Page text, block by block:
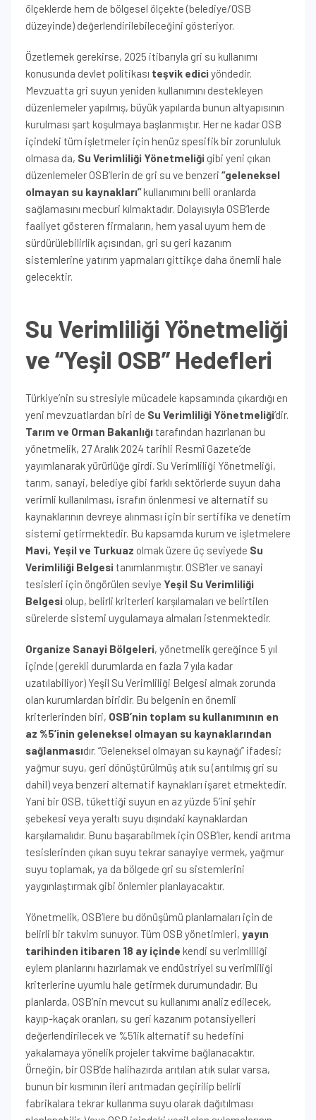
ölçeklerde hem de bölgesel ölçekte (belediye/OSB
düzeyinde) değerlendirilebileceğini gösteriyor.
Özetlemek gerekirse, 2025 itibarıyla gri su kullanımı
konusunda devlet politikası teşvik edici yöndedir.
Mevzuatta gri suyun yeniden kullanımını destekleyen
düzenlemeler yapılmış, büyük yapılarda bunun altyapısının
kurulması şart koşulmaya başlanmıştır. Her ne kadar OSB
içindeki tüm işletmeler için henüz spesifik bir zorunluluk
olmasa da, Su Verimliliği Yönetmeliği gibi yeni çıkan
düzenlemeler OSB’lerin de gri su ve benzeri “geleneksel
olmayan su kaynakları”kullanımını belli oranlarda
sağlamasını mecburi kılmaktadır. Dolayısıyla OSB’lerde
faaliyet gösteren firmaların, hem yasal uyum hem de
sürdürülebilirlik açısından, gri su geri kazanım
sistemlerine yatırım yapmaları gittikçe daha önemli hale
gelecektir.
Su Verimliliği Yönetmeliği
ve “Yeşil OSB” Hedefleri
Türkiye’nin su stresiyle mücadele kapsamında çıkardığı en
yeni mevzuatlardan biri de Su Verimliliği Yönetmeliği’dir.
Tarım ve Orman Bakanlığı tarafından hazırlanan bu
yönetmelik, 27 Aralık 2024 tarihli Resmî Gazete’de
yayımlanarak yürürlüğe girdi. Su Verimliliği Yönetmeliği,
tarım, sanayi, belediye gibi farklı sektörlerde suyun daha
verimli kullanılması, israfın önlenmesi ve alternatif su
kaynaklarının devreye alınması için bir sertifika ve denetim
sistemi getirmektedir. Bu kapsamda kurum ve işletmelere
Mavi, Yeşil ve Turkuaz olmak üzere üç seviyede Su
Verimliliği Belgesi tanımlanmıştır. OSB’ler ve sanayi
tesisleri için öngörülen seviye Yeşil Su Verimliliği
Belgesi olup, belirli kriterleri karşılamaları ve belirtilen
sürelerde sistemi uygulamaya almaları istenmektedir.
Organize Sanayi Bölgeleri, yönetmelik gereğince 5 yıl
içinde (gerekli durumlarda en fazla 7 yıla kadar
uzatılabiliyor) Yeşil Su Verimliliği Belgesi almak zorunda
olan kurumlardan biridir. Bu belgenin en önemli
kriterlerinden biri, OSB’nin toplam su kullanımının en
az %5’inin geleneksel olmayan su kaynaklarından
sağlanmasıdır. “Geleneksel olmayan su kaynağı” ifadesi;
yağmur suyu, geri dönüştürülmüş atık su (arıtılmış gri su
dahil) veya benzeri alternatif kaynakları işaret etmektedir.
Yani bir OSB, tükettiği suyun en az yüzde 5’ini şehir
şebekesi veya yeraltı suyu dışındaki kaynaklardan
karşılamalıdır. Bunu başarabilmek için OSB’ler, kendi arıtma
tesislerinden çıkan suyu tekrar sanayiye vermek, yağmur
suyu toplamak, ya da bölgede gri su sistemlerini
yaygınlaştırmak gibi önlemler planlayacaktır.
Yönetmelik, OSB’lere bu dönüşümü planlamaları için de
belirli bir takvim sunuyor. Tüm OSB yönetimleri, yayın
tarihinden itibaren 18 ay içinde kendi su verimliliği
eylem planlarını hazırlamak ve endüstriyel su verimliliği
kriterlerine uyumlu hale getirmek durumundadır. Bu
planlarda, OSB’nin mevcut su kullanımı analiz edilecek,
kayıp-kaçak oranları, su geri kazanım potansiyelleri
değerlendirilecek ve %5’lik alternatif su hedefini
yakalamaya yönelik projeler takvime bağlanacaktır.
Örneğin, bir OSB’de halihazırda arıtılan atık sular varsa,
bunun bir kısmının ileri arıtmadan geçirilip belirli
fabrikalara tekrar kullanma suyu olarak dağıtılması